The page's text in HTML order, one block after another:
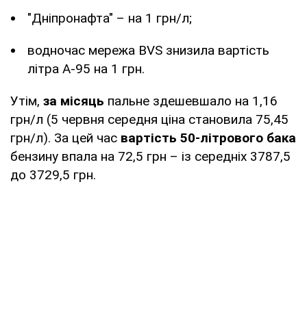
"Дніпронафта" – на 1 грн/л;
водночас мережа BVS знизила вартість
літра А-95 на 1 грн.
Утім, за місяць пальне здешевшало на 1,16
грн/л (5 червня середня ціна становила 75,45
грн/л). За цей час вартість 50-літрового бака
бензину впала на 72,5 грн – із середніх 3787,5
до 3729,5 грн.